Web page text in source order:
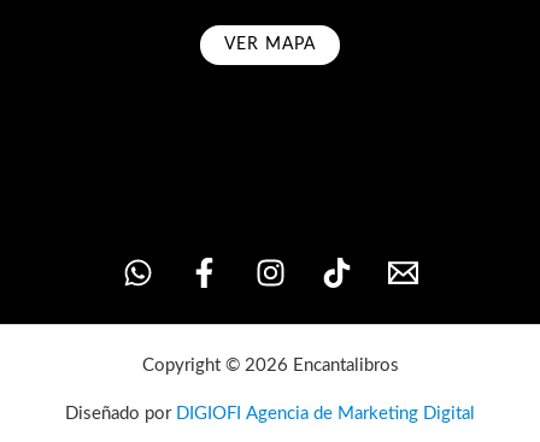
VER MAPA
Copyright © 2026 Encantalibros
Diseñado por DIGIOFI Agencia de Marketing Digital